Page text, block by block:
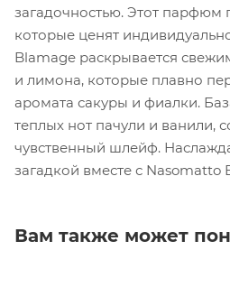
загадочностью. Этот
которые ценят
Blamage раскрывается
и лимона, которые плавно
аромата сакуры и фиалки.
теплых нот пачули и ванили,
чувственный шлейф.
загадкой вместе с Nasomatto
Вам также может